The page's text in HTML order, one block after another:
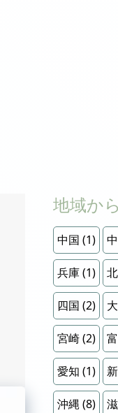
地域か
中国 (1)
兵庫(1)
四国 (2)
宮崎(2)
愛知 (1)
沖縄(8)